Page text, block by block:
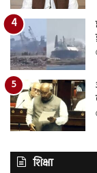
शिक्षा